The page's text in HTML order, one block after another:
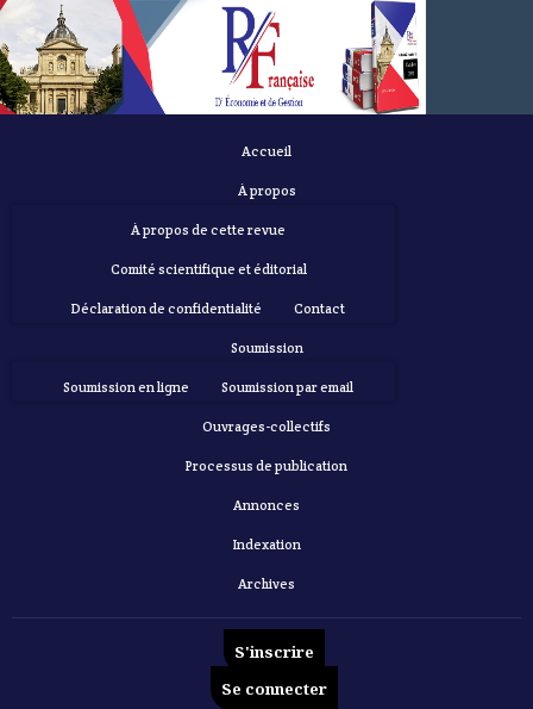
Accueil
À propos
À propos de cette revue
Comité scientifique et éditorial
Déclaration de confidentialité Contact
Soumission
Soumission en ligne Soumission par email
Ouvrages-collectifs
Processus de publication
Annonces
Indexation
Archives
S'inscrire
Se connecter